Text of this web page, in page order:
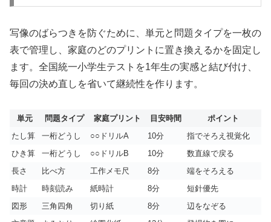
写像のばらつきを防ぐために、単元と問題タイプを一枚の
表で管理し、家庭のどのプリントに置き換えるかを固定し
ます。全国統一小学生テストを1年生の実感と結び付け、
毎回の決め直しを省いて継続性を作ります。
単元 問題タイプ 家庭プリント 目安時間
ポイント
たし算
一桁どうし ○○ドリルA 10分
指でそろえ視覚化
ひき算
一桁どうし ○○ドリルB 10分
数直線で戻る
長さ
比べ方 工作メモ尺 8分
端をそろえる
時計
時刻読み 紙時計 8分
短針優先
図形
三角四角 切り紙 8分
辺をなぞる